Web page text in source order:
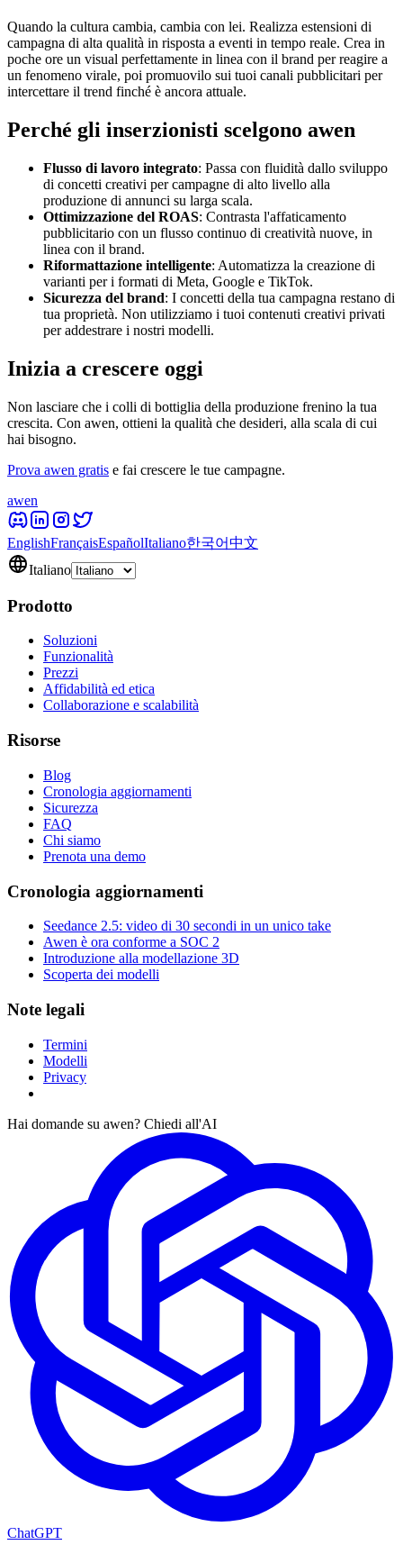
Quando la cultura cambia, cambia con lei. Realizza estensioni di
campagna di alta qualità in risposta a eventi in tempo reale. Crea in
poche ore un visual perfettamente in linea con il brand per reagire a
un fenomeno virale, poi promuovilo sui tuoi canali pubblicitari per
intercettare il trend finché è ancora attuale.
Perché gli inserzionisti scelgono awen
Flusso di lavoro integrato: Passa con fluidità dallo sviluppo
di concetti creativi per campagne di alto livello alla
produzione di annunci su larga scala.
Ottimizzazione del ROAS: Contrasta l'affaticamento
pubblicitario con un flusso continuo di creatività nuove, in
linea con il brand.
Riformattazione intelligente: Automatizza la creazione di
varianti per i formati di Meta, Google e TikTok.
Sicurezza del brand: I concetti della tua campagna restano di
tua proprietà. Non utilizziamo i tuoi contenuti creativi privati
per addestrare i nostri modelli.
Inizia a crescere oggi
Non lasciare che i colli di bottiglia della produzione frenino la tua
crescita. Con awen, ottieni la qualità che desideri, alla scala di cui
hai bisogno.
Prova awen gratis e fai crescere le tue campagne.
awen
EnglishFrançaisEspañolItaliano한국어中文
Italiano
Prodotto
Soluzioni
Funzionalità
Prezzi
Affidabilità ed etica
Collaborazione e scalabilità
Risorse
Blog
Cronologia aggiornamenti
Sicurezza
FAQ
Chi siamo
Prenota una demo
Cronologia aggiornamenti
Seedance 2.5: video di 30 secondi in un unico take
Awen è ora conforme a SOC 2
Introduzione alla modellazione 3D
Scoperta dei modelli
Note legali
Termini
Modelli
Privacy
Hai domande su awen? Chiedi all'AI
ChatGPT